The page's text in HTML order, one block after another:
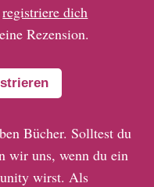
registriere dich
Rezension.
Bücher. Solltest du
wir uns, wenn du ein
wirst. Als